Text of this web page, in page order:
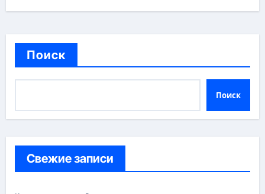
Поиск
Поиск
Свежие записи